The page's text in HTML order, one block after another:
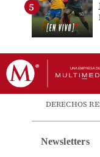
DERECHOS
Newsletters